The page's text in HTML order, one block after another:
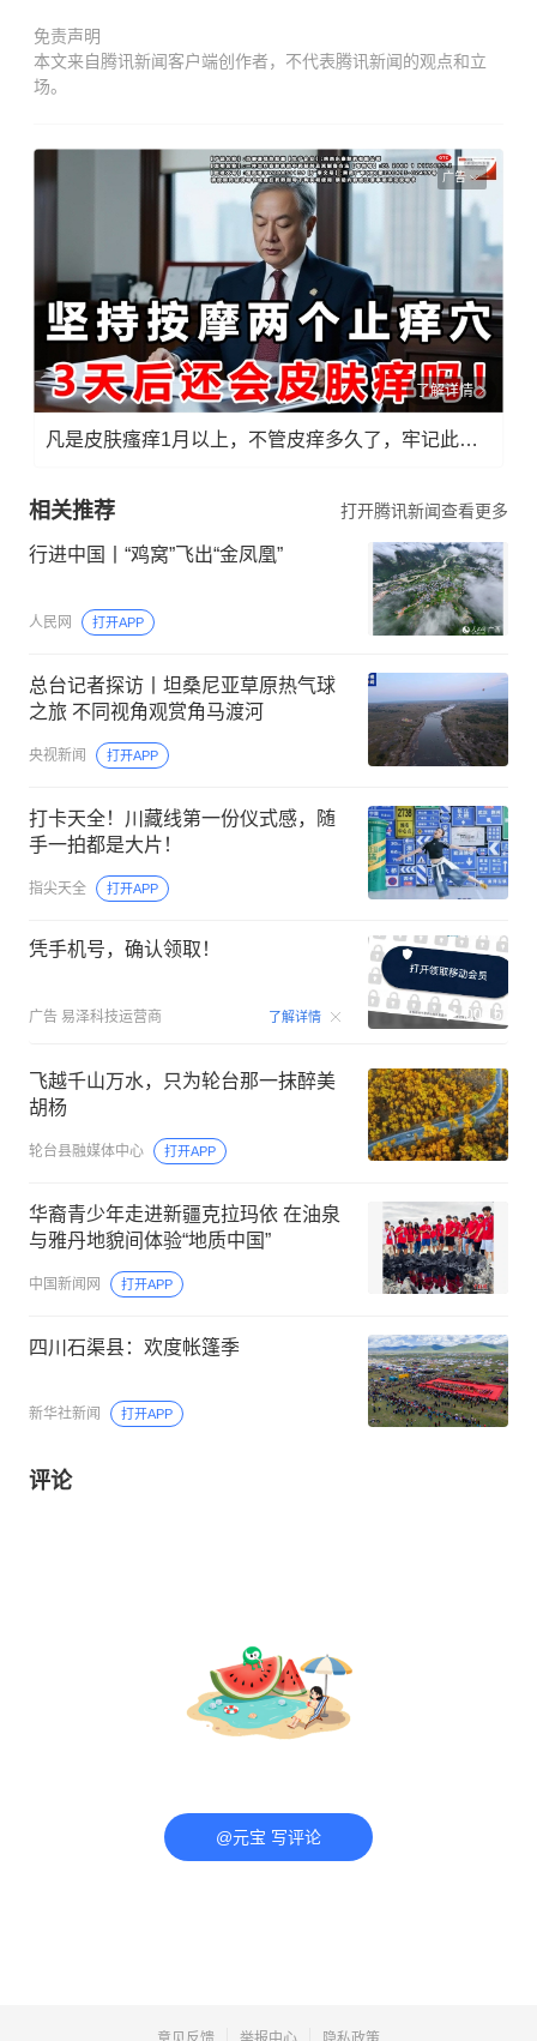
免责声明
本文来自腾讯新闻客户端创作者，不代表腾讯新闻的观点和立
场。
广告
了解详情
凡是皮肤瘙痒1月以上，不管皮痒多久了，牢记此法，快！准！狠！
相关推荐 打开腾讯新闻查看更多
行进中国丨“鸡窝”飞出“金凤凰”
人民网 打开APP
总台记者探访丨坦桑尼亚草原热气球
之旅 不同视角观赏角马渡河
央视新闻 打开APP
打卡天全！川藏线第一份仪式感，随
手一拍都是大片！
指尖天全 打开APP
凭手机号，确认领取！
广告 易泽科技运营商 了解详情 00:15
飞越千山万水，只为轮台那一抹醉美
胡杨
轮台县融媒体中心 打开APP
华裔青少年走进新疆克拉玛依 在油泉
与雅丹地貌间体验“地质中国”
中国新闻网 打开APP
四川石渠县：欢度帐篷季
新华社新闻 打开APP
评论
@元宝 写评论